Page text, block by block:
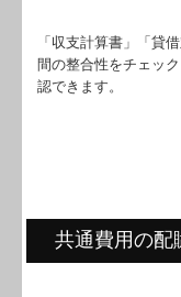
「収支計算書」「貸
間の整合性をチェッ
認できます。
共通費用の配